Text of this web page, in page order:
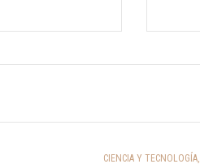
CIENCIA Y TECNOLOGÍA,